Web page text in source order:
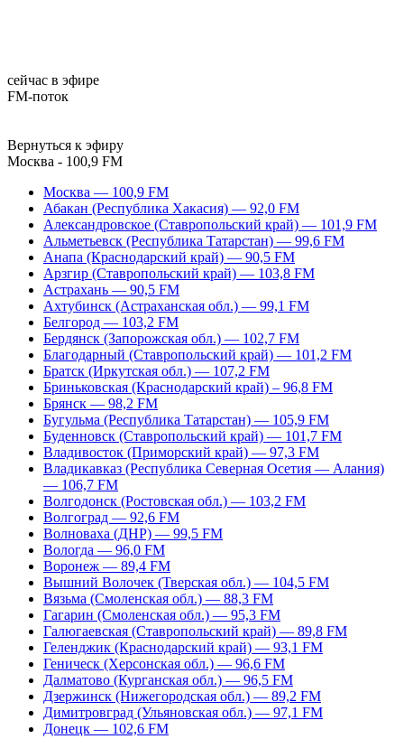
сейчас в эфире
FM-поток
Вернуться к эфиру
Москва - 100,9 FM
Москва — 100,9 FM
Абакан (Республика Хакасия) — 92,0 FM
Александровское (Ставропольский край) — 101,9 FM
Альметьевск (Республика Татарстан) — 99,6 FM
Анапа (Краснодарский край) — 90,5 FM
Арзгир (Ставропольский край) — 103,8 FM
Астрахань — 90,5 FM
Ахтубинск (Астраханская обл.) — 99,1 FM
Белгород — 103,2 FM
Бердянск (Запорожская обл.) — 102,7 FM
Благодарный (Ставропольский край) — 101,2 FM
Братск (Иркутская обл.) — 107,2 FM
Бриньковская (Краснодарский край) – 96,8 FM
Брянск — 98,2 FM
Бугульма (Республика Татарстан) — 105,9 FM
Буденновск (Ставропольский край) — 101,7 FM
Владивосток (Приморский край) — 97,3 FM
Владикавказ (Республика Северная Осетия — Алания)
— 106,7 FM
Волгодонск (Ростовская обл.) — 103,2 FM
Волгоград — 92,6 FM
Волноваха (ДНР) — 99,5 FM
Вологда — 96,0 FM
Воронеж — 89,4 FM
Вышний Волочек (Тверская обл.) — 104,5 FM
Вязьма (Смоленская обл.) — 88,3 FM
Гагарин (Смоленская обл.) — 95,3 FM
Галюгаевская (Ставропольский край) — 89,8 FM
Геленджик (Краснодарский край) — 93,1 FM
Геническ (Херсонская обл.) — 96,6 FM
Далматово (Курганская обл.) — 96,5 FM
Дзержинск (Нижегородская обл.) — 89,2 FM
Димитровград (Ульяновская обл.) — 97,1 FM
Донецк — 102,6 FM